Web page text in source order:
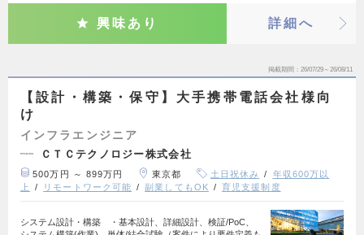
興味あり 詳細へ
掲載期間 26/07/29～26/08/11
【設計・構築・保守】大手携帯電話会社様向
け
インフラエンジニア
ＣＴＣテクノロジー株式会社
500万円 ～ 899万円 東京都 土日祝休み
年収600万以
上
リモートワーク可能 副業してもOK 育児支援制度
システム設計・構築 ・基本設計、詳細設計、検証/PoC、